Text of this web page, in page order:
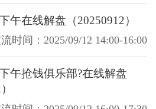
午在线解盘（20250912）
时间：2025/09/12 14:00-16:00
午抢钱俱乐部?在线解盘